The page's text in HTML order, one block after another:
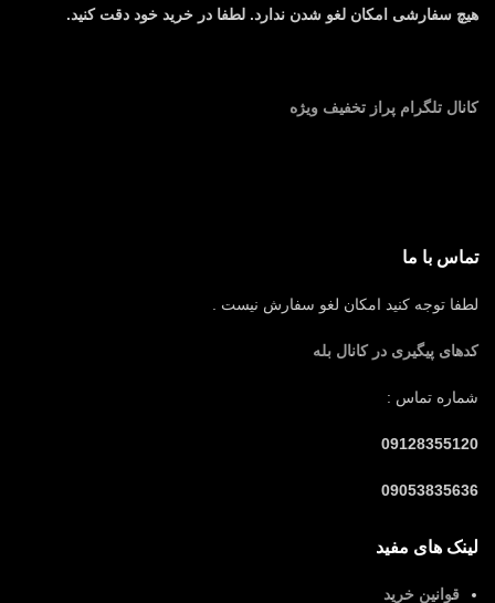
هیچ سفارشی امکان لغو شدن ندارد. لطفا در خرید خود دقت کنید.
کانال تلگرام پراز تخفیف ویژه
تماس با ما
لطفا توجه کنید امکان لغو سفارش نیست .
کدهای پیگیری در کانال بله
شماره تماس :
09128355120
09053835636
لینک های مفید
قوانین خرید